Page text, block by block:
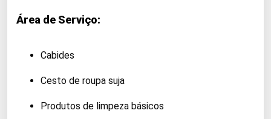
Área de Serviço:
Cabides
Cesto de roupa suja
Produtos de limpeza básicos